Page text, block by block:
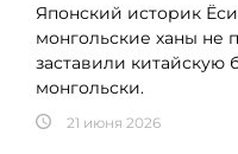
Японский историк
монгольские ханы не
заставили китайскую
монгольски.
21 июня 2026